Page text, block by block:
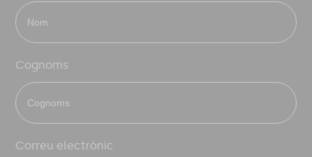
Cognoms
Correu electrònic